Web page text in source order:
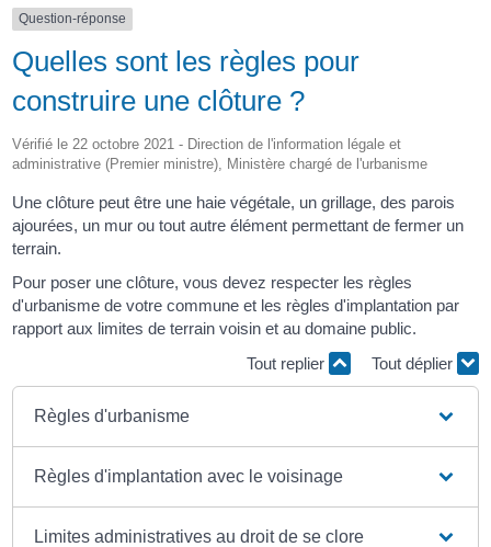
Question-réponse
Quelles sont les règles pour
construire une clôture ?
Vérifié le 22 octobre 2021 - Direction de l'information légale et
administrative (Premier ministre), Ministère chargé de l'urbanisme
Une clôture peut être une haie végétale, un grillage, des parois
ajourées, un mur ou tout autre élément permettant de fermer un
terrain.
Pour poser une clôture, vous devez respecter les règles
d'urbanisme de votre commune et les règles d'implantation par
rapport aux limites de terrain voisin et au domaine public.
Tout replier
Tout déplier
Règles d'urbanisme
Règles d'implantation avec le voisinage
Limites administratives au droit de se clore